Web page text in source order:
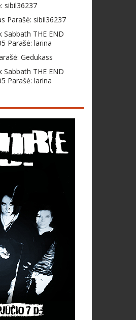
sibil36237
Parašė: sibil36237
Sabbath THE END
Parašė: larina
Gedukass
Sabbath THE END
Parašė: larina